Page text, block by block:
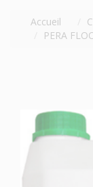
Accueil
PERA